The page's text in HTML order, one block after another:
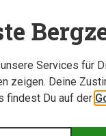
Services für
zeigen. Deine
findest Du auf der